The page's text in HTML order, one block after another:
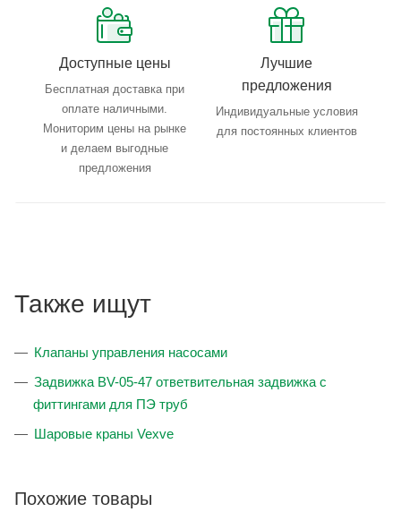
Доступные цены
Бесплатная доставка при
оплате наличными.
Мониторим цены на рынке
и делаем выгодные
предложения
Лучшие
предложения
Индивидуальные условия
для постоянных клиентов
Также ищут
Клапаны управления насосами
Задвижка BV-05-47 ответвительная задвижка с
фиттингами для ПЭ труб
Шаровые краны Vexve
Похожие товары